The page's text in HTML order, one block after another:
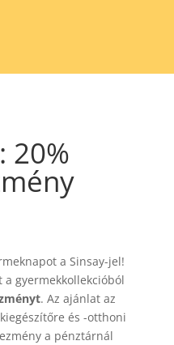
20%
a Sinsay-jel!
gyermekkollekcióból
. Az ajánlat az
és -otthoni
a pénztárnál